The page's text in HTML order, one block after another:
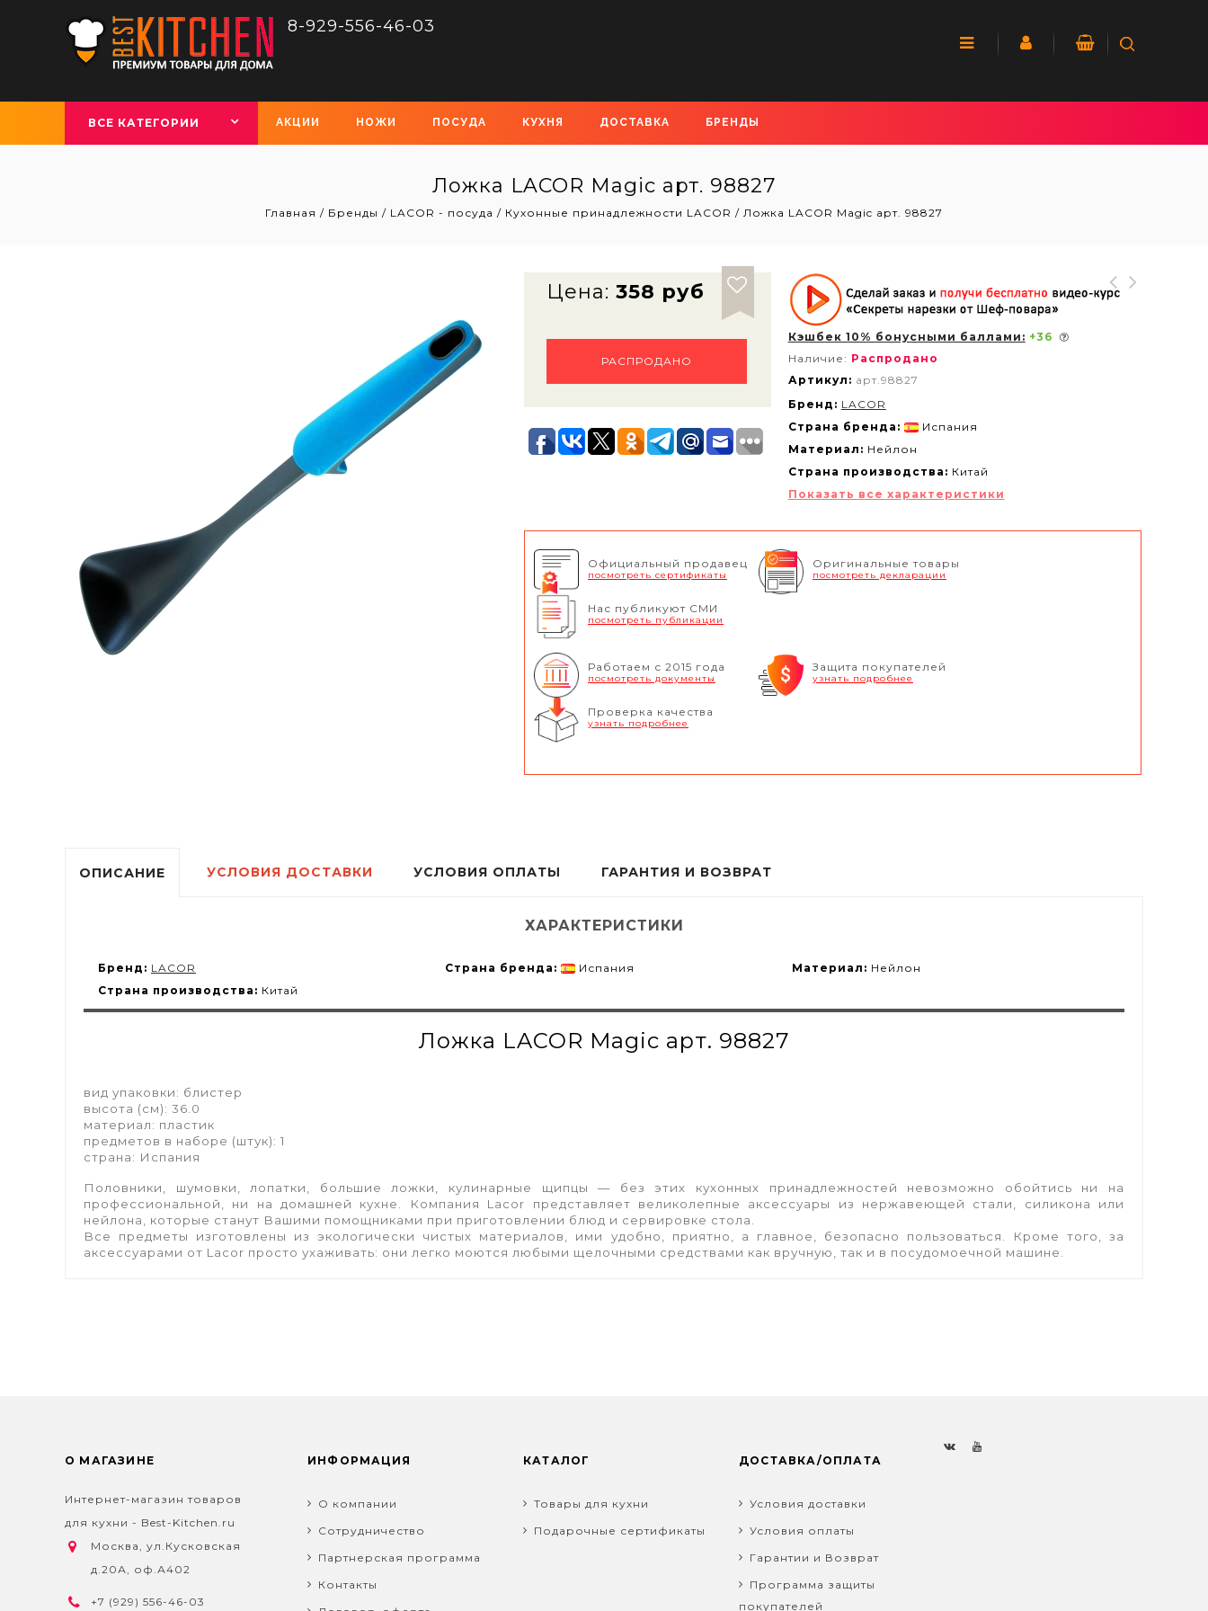
8-929-556-46-03
ВСЕ КАТЕГОРИИ АКЦИИ НОЖИ ПОСУДА КУХНЯ ДОСТАВКА БРЕНДЫ
Ложка LACOR Magic арт. 98827
Главная / Бренды / LACOR - посуда / Кухонные принадлежности LACOR / Ложка LACOR Magic арт. 98827
Цена: 358 руб
РАСПРОДАНО
Кэшбек 10% бонусными баллами: +36
Наличие: Распродано
Артикул: арт.98827
Бренд: LACOR
Страна бренда:
Испания
Материал: Нейлон
Страна производства: Китай
Показать все характеристики
Официальный продавец
посмотреть сертификаты
Оригинальные товары
посмотреть декларации
Нас публикуют СМИ
посмотреть публикации
Работаем с 2015 года
посмотреть документы
Защита покупателей
узнать подробнее
Проверка качества
узнать подробнее
ОПИСАНИЕ
ХАРАКТЕРИСТИКИ
Бренд: LACOR Страна бренда: Испания Материал: Нейлон
Страна производства: Китай
Ложка LACOR Magic арт. 98827
вид упаковки: блистер
высота (см): 36.0
материал: пластик
предметов в наборе (штук): 1
страна: Испания
Половники, шумовки, лопатки, большие ложки, кулинарные щипцы — без этих кухонных принадлежностей невозможно обойтись ни на
профессиональной, ни на домашней кухне. Компания Lacor представляет великолепные аксессуары из нержавеющей стали, силикона или
нейлона, которые станут Вашими помощниками при приготовлении блюд и сервировке стола.
Все предметы изготовлены из экологически чистых материалов, ими удобно, приятно, а главное, безопасно пользоваться. Кроме того, за
аксессуарами от Lacor просто ухаживать: они легко моются любыми щелочными средствами как вручную, так и в посудомоечной машине.
УСЛОВИЯ ДОСТАВКИ УСЛОВИЯ ОПЛАТЫ ГАРАНТИЯ И ВОЗВРАТ
О МАГАЗИНЕ
Интернет-магазин товаров
для кухни - Best-Kitchen.ru
Москва, ул.Кусковская
д.20А, оф.А402
+7 (929) 556-46-03
ИНФОРМАЦИЯ
О компании
Сотрудничество
Партнерская программа
Контакты
КАТАЛОГ
Товары для кухни
Подарочные сертификаты
ДОСТАВКА/ОПЛАТА
Условия доставки
Условия оплаты
Гарантии и Возврат
Программа защиты
покупателей